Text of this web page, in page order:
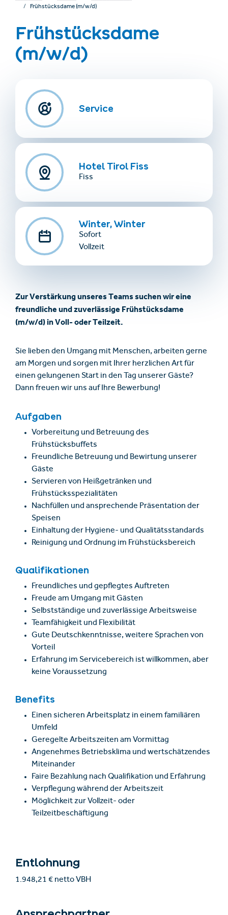
Unterkünfte finden
+43/5476/6239
info@serfaus-fiss-ladis.at
Frühstücksdame (m/w/d)
Frühstücksdame
(m/w/d)
Zur Verstärkung unseres Teams suchen wir eine
freundliche und zuverlässige Frühstücksdame
(m/w/d) in Voll- oder Teilzeit.
Sie lieben den Umgang mit Menschen, arbeiten gerne
am Morgen und sorgen mit Ihrer herzlichen Art für
einen gelungenen Start in den Tag unserer Gäste?
Dann freuen wir uns auf Ihre Bewerbung!
Aufgaben
Vorbereitung und Betreuung des
Frühstücksbuffets
Freundliche Betreuung und Bewirtung unserer
Gäste
Servieren von Heißgetränken und
Frühstücksspezialitäten
Nachfüllen und ansprechende Präsentation der
Speisen
Einhaltung der Hygiene- und Qualitätsstandards
Reinigung und Ordnung im Frühstücksbereich
Qualifikationen
Freundliches und gepflegtes Auftreten
Freude am Umgang mit Gästen
Selbstständige und zuverlässige Arbeitsweise
Teamfähigkeit und Flexibilität
Gute Deutschkenntnisse, weitere Sprachen von
Vorteil
Erfahrung im Servicebereich ist willkommen, aber
keine Voraussetzung
Benefits
Einen sicheren Arbeitsplatz in einem familiären
Umfeld
Geregelte Arbeitszeiten am Vormittag
Angenehmes Betriebsklima und wertschätzendes
Miteinander
Faire Bezahlung nach Qualifikation und Erfahrung
Verpflegung während der Arbeitszeit
Möglichkeit zur Vollzeit- oder
Teilzeitbeschäftigung
Entlohnung
1.948,21 € netto VBH
Service
Hotel Tirol Fiss
Fiss
Winter, Winter
Sofort
Vollzeit